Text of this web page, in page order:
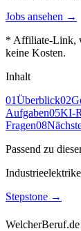
Jobs ansehen →
* Affiliate-Link,
keine Kosten.
Inhalt
01Überblick02
Aufgaben05KI-
Fragen08
Passend zu
Stepstone →
WelcherBeruf.de